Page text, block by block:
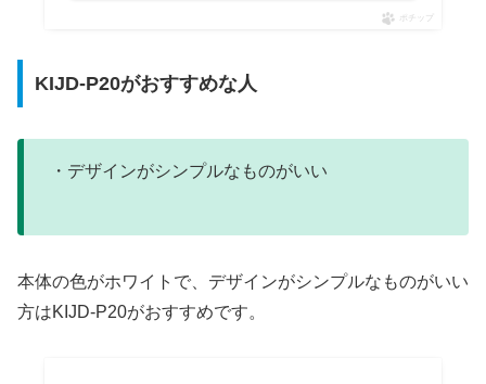
ポチップ
KIJD-P20がおすすめな人
・デザインがシンプルなものがいい
本体の色がホワイトで、デザインがシンプルなものがいい
方はKIJD-P20がおすすめです。